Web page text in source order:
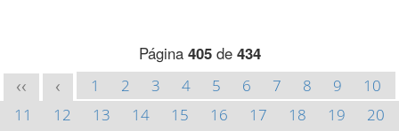
Página 405de 434
<< < 1 2 3 4 5 6 7 8 9
10
11
12 13 14 15 16 17 18 19
20